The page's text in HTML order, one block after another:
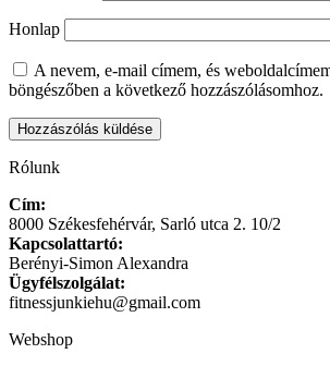
Honlap
A nevem, e-mail címem, és
böngészőben a következő hozzászólásomhoz.
Rólunk
Cím:
8000 Székesfehérvár, Sarló utca 2. 10/2
Kapcsolattartó:
Berényi-Simon Alexandra
Ügyfélszolgálat:
fitnessjunkiehu@gmail.com
Webshop